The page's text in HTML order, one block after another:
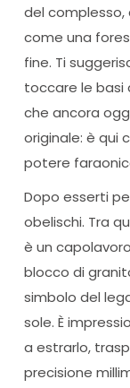
del complesso,
come una
fine. Ti
toccare le basi
che ancora
originale: è qui
potere
Dopo esserti
obelischi. Tra
è un
blocco di
simbolo del
sole. È
a estrarlo,
precisione